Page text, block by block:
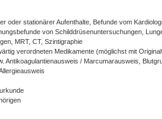
oder stationärer Aufenthalte, Befunde vom
von Schilddrüsenuntersuchungen,
MRT, CT, Szintigraphie
verordneten Medikamente (möglichst mit
Antikoagulantienausweis / Marcumarausweis,